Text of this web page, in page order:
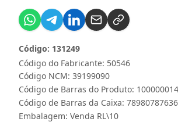
Código do Fabricante: 50546
Código: 131249
Código NCM: 39199090
Código de Barras do Produto:
Código de Barras da Caixa:
Embalagem: Venda RL\10